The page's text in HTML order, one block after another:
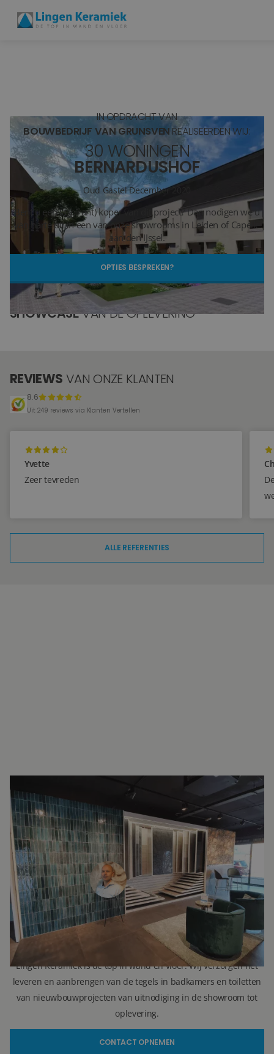
PVC
MEER PRODUCTEN
SHOWROOM BEZOEKEN
Stijlstudio's
Projecten
Blog
Tegelviewer
Reviews
IN OPDRACHT VAN
BOUWBEDRIJF VAN GRUNSVENREALISEERDEN WIJ:
30 WONINGEN
BERNARDUSHOF
Oud GastelDecember 2020
Bent u een (aspirant) koper van dit project? Dan nodigen we u
van harte uit in een van onze showrooms in Leiden of Capelle
aan den IJssel.
OPTIES BESPREKEN?
SHOWCASEVAN DE OPLEVERING
REVIEWS VAN ONZE KLANTEN
8.6
Uit 249 reviews via Klanten Vertellen
Yvette
Zeer tevreden
ALLE REFERENTIES
INTERESSE? NEEM VOOR MEER INFORMATIE
CONTACT OP.
Ron Vellekoop
Directeur
071 579 43 55
(Leiden)
010 202 15 15
(Capelle aan den IJssel)
r.vellekoop@lingenkeramiek.nl
Lingen Keramiek is de top in wand en vloer. Wij verzorgen het
leveren en aanbrengen van de tegels in badkamers en toiletten
van nieuwbouwprojecten van uitnodiging in de showroom tot
oplevering.
CONTACT OPNEMEN